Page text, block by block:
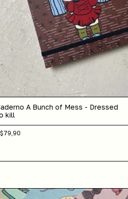
A Bunch of Mess - Dressed
kill